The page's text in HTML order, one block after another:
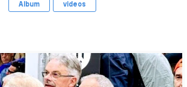
Album videos